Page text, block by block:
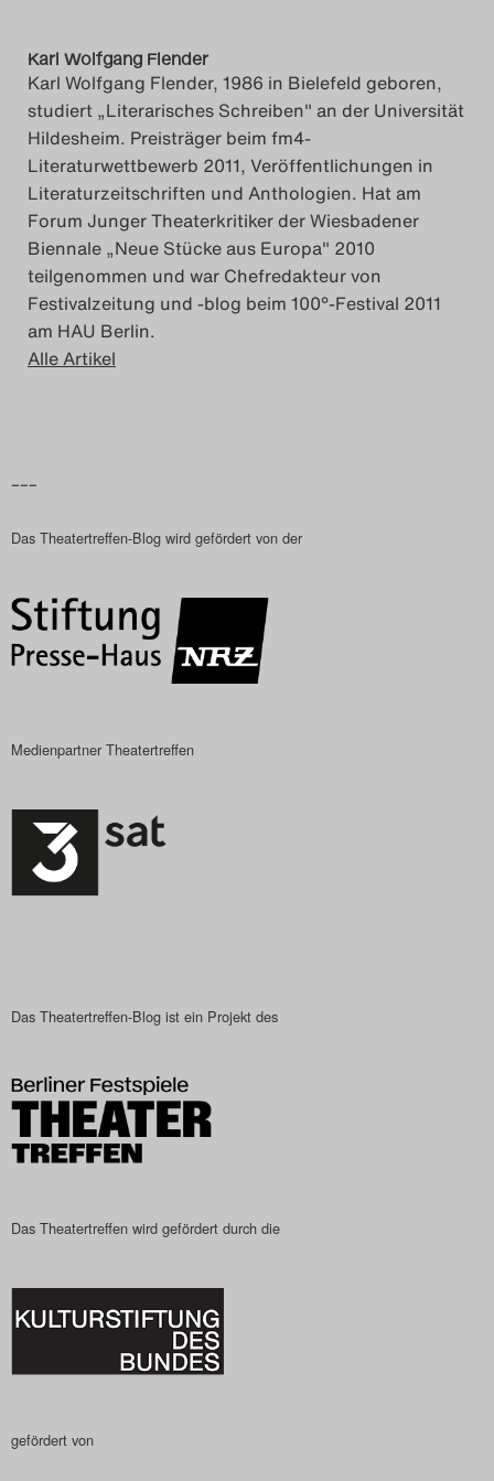
Karl Wolfgang Flender
Karl Wolfgang Flender, 1986 in Bielefeld geboren,
studiert „Literarisches Schreiben" an der Universität
Hildesheim. Preisträger beim fm4-
Literaturwettbewerb 2011, Veröffentlichungen in
Literaturzeitschriften und Anthologien. Hat am
Forum Junger Theaterkritiker der Wiesbadener
Biennale „Neue Stücke aus Europa" 2010
teilgenommen und war Chefredakteur von
Festivalzeitung und -blog beim 100°-Festival 2011
am HAU Berlin.
Alle Artikel
–––
Das Theatertreffen-Blog wird gefördert von der
Medienpartner Theatertreffen
Das Theatertreffen-Blog ist ein Projekt des
Das Theatertreffen wird gefördert durch die
gefördert von